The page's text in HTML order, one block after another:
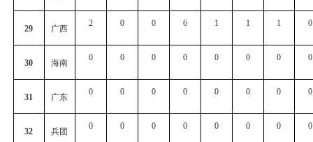
29 广西
2 0 0 6 1 1 1 0
30 海南
0 0 0 0 0 0 0 0
31 广东
0 0 0 0 0 0 0 0
32 兵团
0 0 0 0 0 0 0 0